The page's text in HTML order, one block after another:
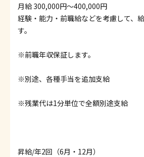
月給 300,000円〜400,000円
経験・能力・前職給などを考慮して、
す。
※前職年収保証します。
※別途、各種手当を追加支給
※残業代は1分単位で全額別途支給
昇給/年2回（6月・12月）